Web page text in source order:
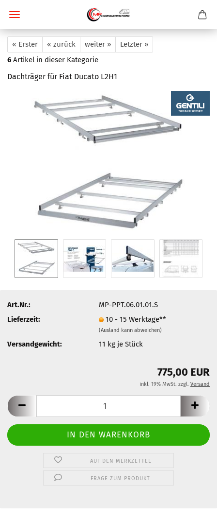
« Erster « zurück weiter »
Letzter »
6 Artikel in dieser Kategorie
Dachträger für Fiat Ducato L2H1
Art.Nr.:
MP-PPT.06.01.01.S
Lieferzeit:
10 - 15 Werktage**
(Ausland kann abweichen)
Versandgewicht: 11 kg je Stück
775,00 EUR
inkl. 19% MwSt. zzgl. Versand
AUF DEN MERKZETTEL
FRAGE ZUM PRODUKT